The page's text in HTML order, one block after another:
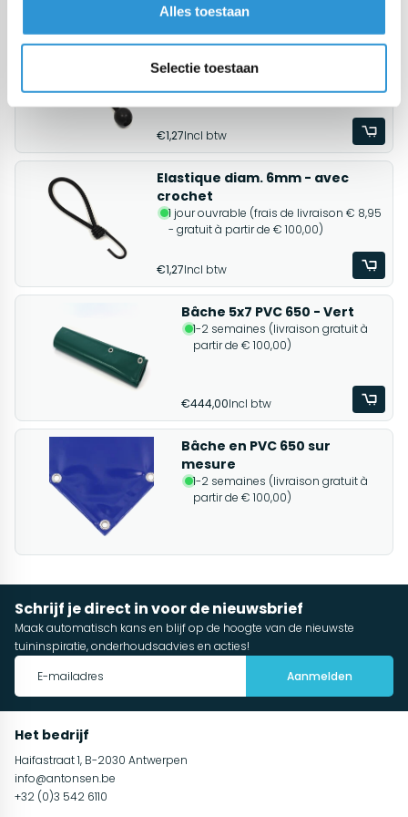
Alles toestaan
Selectie toestaan
Produits associés
Elastique diam. 6mm - avec
boule
- gratuit à partir de € 100,00)
€1,27Incl btw
Elastique diam. 6mm - avec
crochet
1 jour ouvrable (frais de livraison € 8,95
- gratuit à partir de € 100,00)
€1,27Incl btw
Bâche 5x7 PVC 650 - Vert
1-2 semaines (livraison gratuit à
partir de € 100,00)
€444,00Incl btw
Bâche en PVC 650 sur
mesure
1-2 semaines (livraison gratuit à
partir de € 100,00)
Schrijf je direct in voor de nieuwsbrief
Maak automatisch kans en blijf op de hoogte van de nieuwste
tuininspiratie, onderhoudsadvies en acties!
Aanmelden
Het bedrijf
Haifastraat 1, B-2030 Antwerpen
info@antonsen.be
+32 (0)3 542 6110